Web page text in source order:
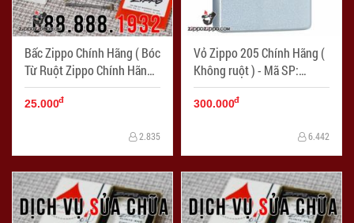
Bấc Zippo Chính Hãng ( Bóc
Từ Ruột Zippo Chính Hãng )
- Mã SP: LKZ006
25.000đ
2.835
Vỏ Zippo 205 Chính Hãng (
Không ruột ) - Mã SP:
LKZ005
300.000đ
6.442